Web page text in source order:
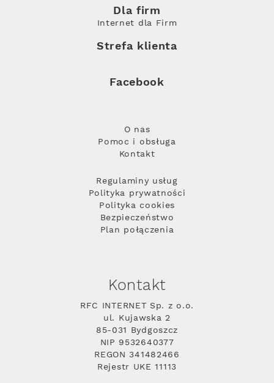
Dla firm
Internet dla Firm
Strefa klienta
Facebook
O nas
Pomoc i obsługa
Kontakt
Regulaminy usług
Polityka prywatności
Polityka cookies
Bezpieczeństwo
Plan połączenia
Kontakt
RFC INTERNET Sp. z o.o.
ul. Kujawska 2
85-031 Bydgoszcz
NIP 9532640377
REGON 341482466
Rejestr UKE 11113